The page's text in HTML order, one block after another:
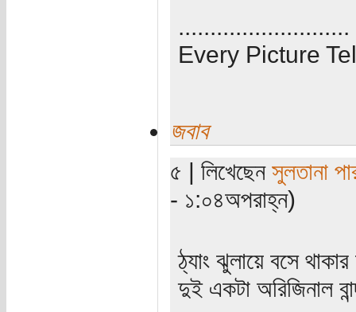
...........................
Every Picture
জবাব
৫ | লিখেছেন সুলতানা
- ১:০৪অপরাহ্ন)
ঠ্যাং ঝুলায়ে বসে
দুই একটা অরিজিনাল